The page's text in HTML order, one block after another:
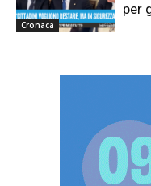
Cronaca
per